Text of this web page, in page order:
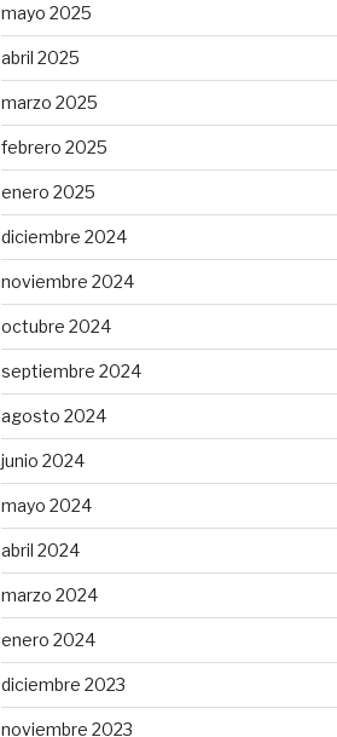
mayo 2025
abril 2025
marzo 2025
febrero 2025
enero 2025
diciembre 2024
noviembre 2024
octubre 2024
septiembre 2024
agosto 2024
junio 2024
mayo 2024
abril 2024
marzo 2024
enero 2024
diciembre 2023
noviembre 2023